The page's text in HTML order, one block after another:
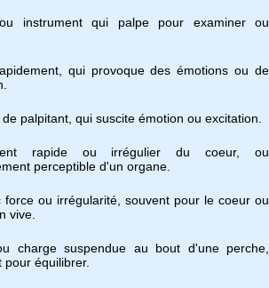
instrument qui palpe pour examiner ou
qui provoque des émotions ou de
palpitant, qui suscite émotion ou excitation.
rapide ou irrégulier du coeur, ou
perceptible d'un organe.
force ou irrégularité, souvent pour le coeur ou
vive.
charge suspendue au bout d'une perche,
pour équilibrer.